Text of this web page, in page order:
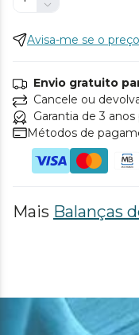
Avisa-me se o
Envio gratuito
Cancele ou
Garantia de 3
Métodos de
Mais Balanças